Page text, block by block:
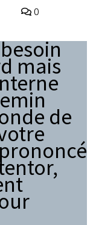
0
mais
de